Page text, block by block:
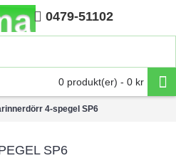
0479-51102
0 produkt(er) - 0 kr
4-spegel SP6
SP6